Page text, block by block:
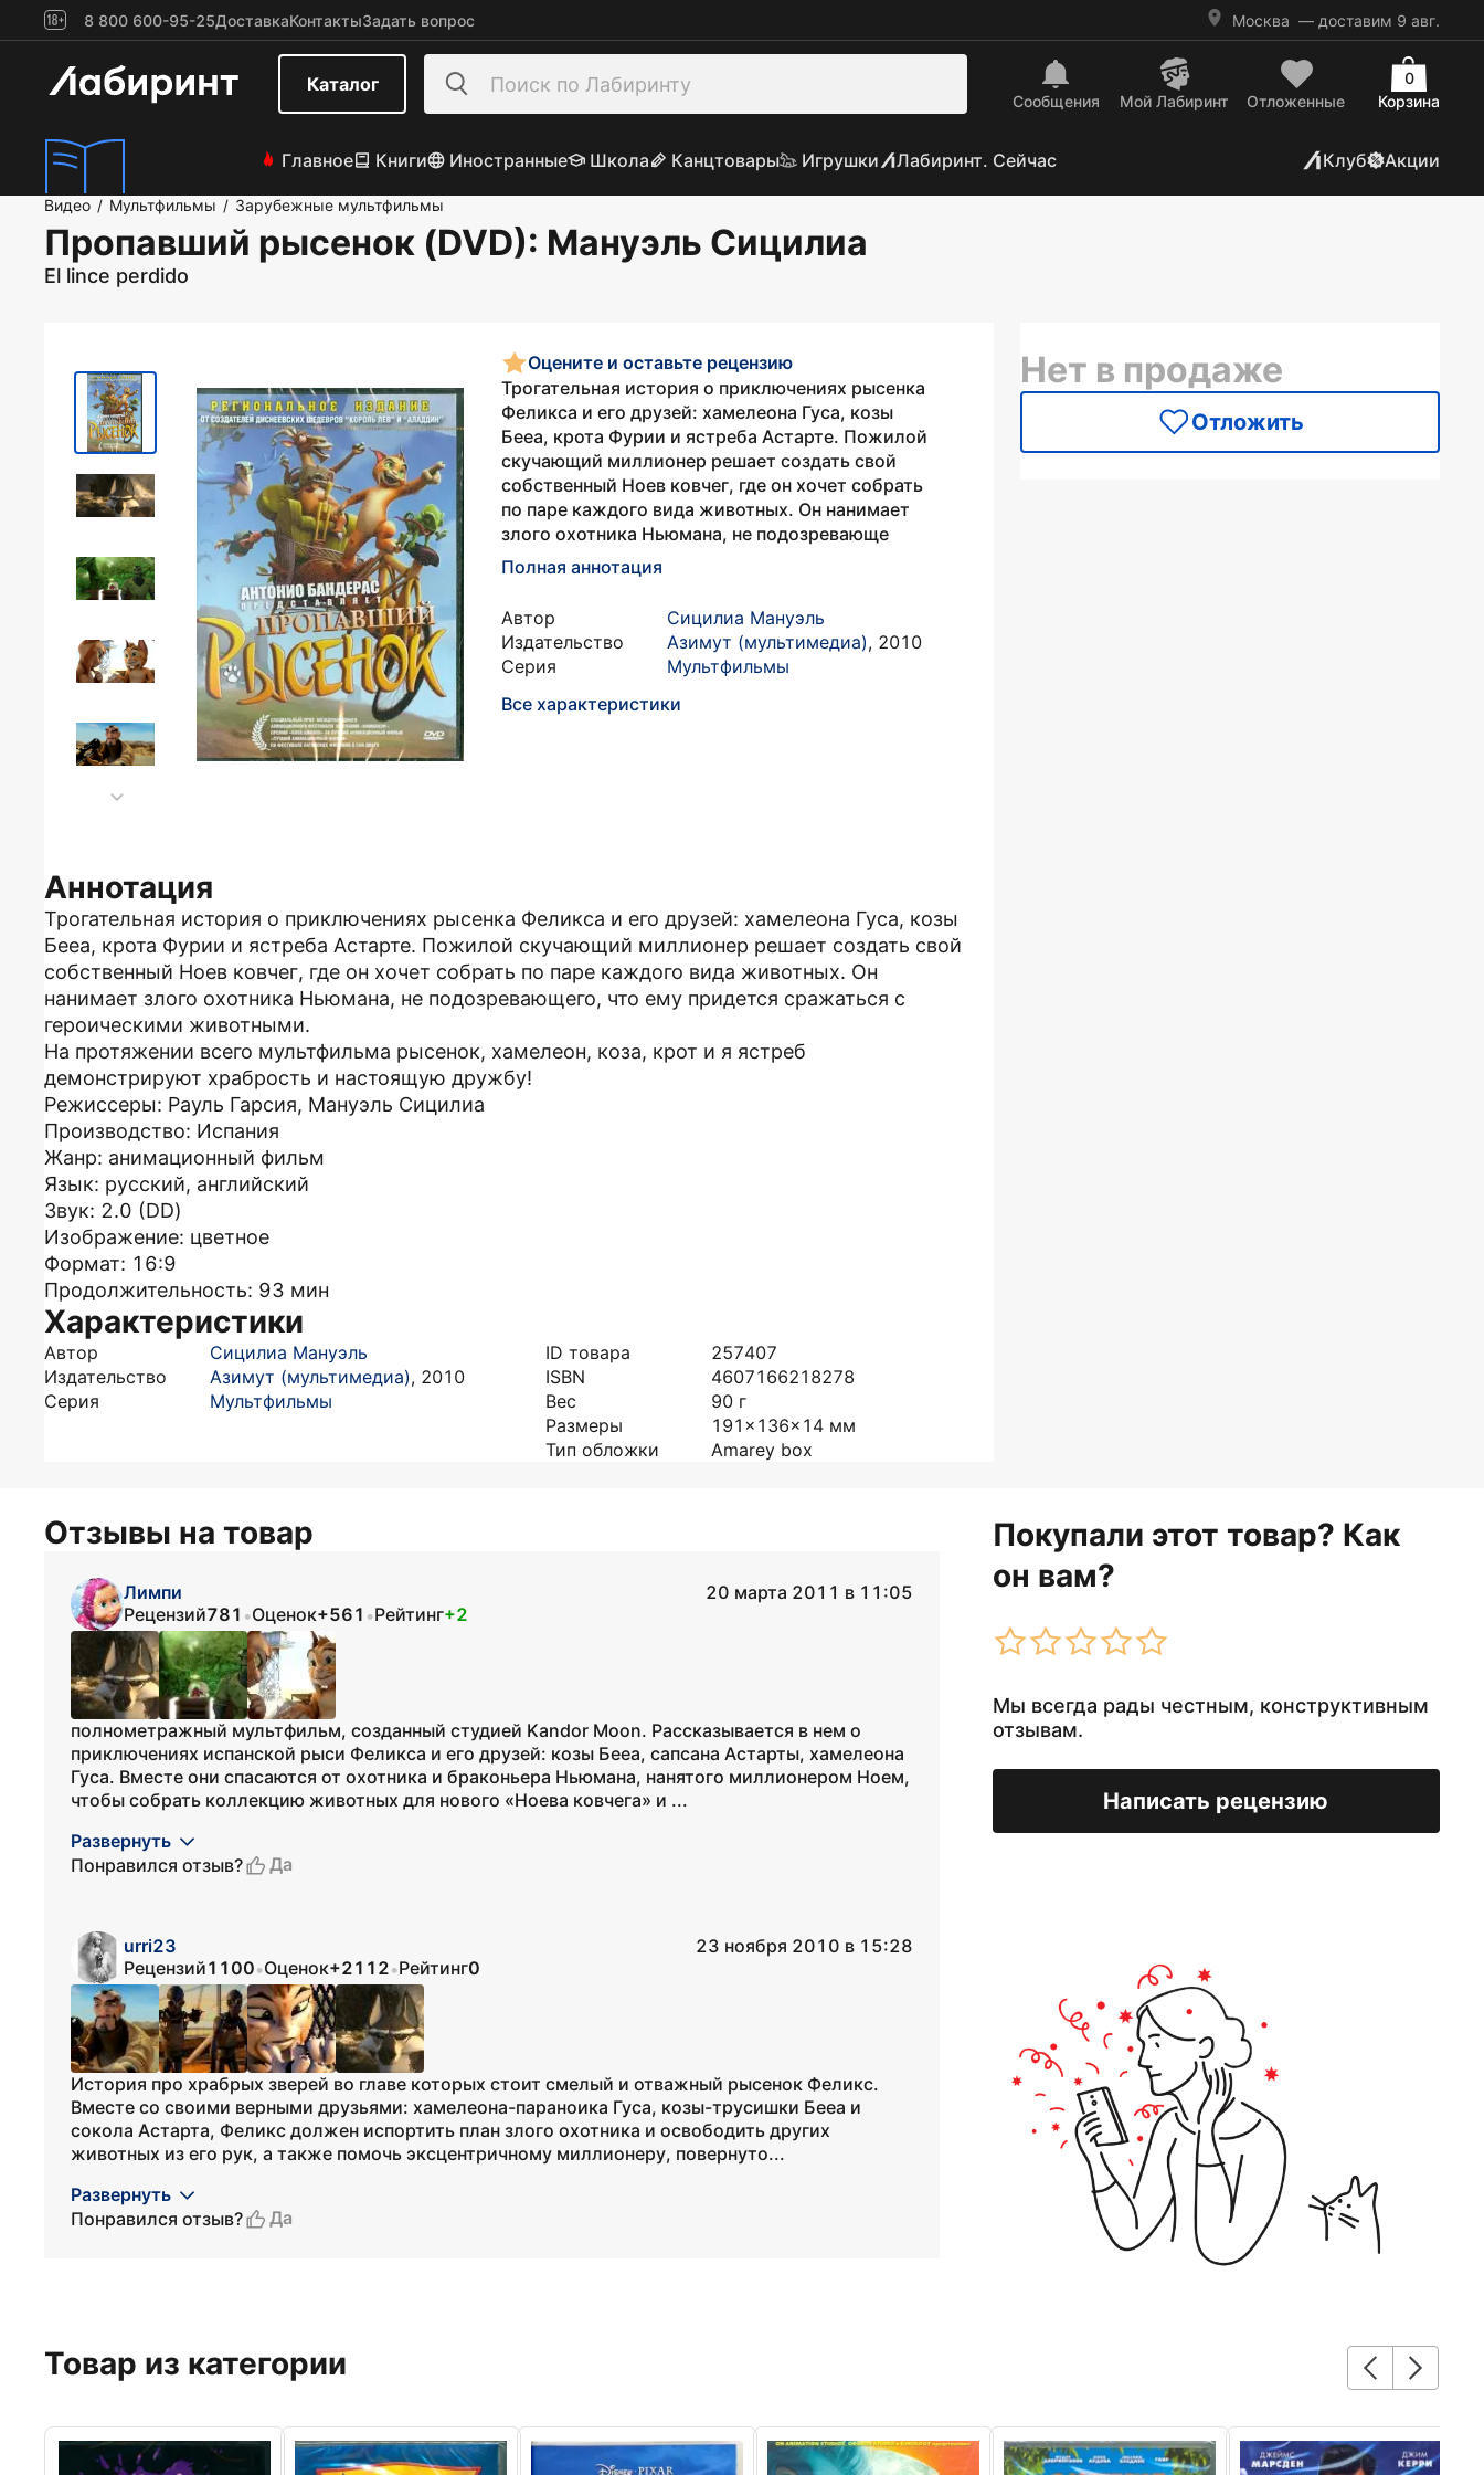
8 800 600-95-25ДоставкаКонтактыЗадать вопрос Москва — доставим 9 авг.
Каталог
Сообщения Mой Лабиринт Отложенные Корзина
0
Главное Книги Иностранные Школа Канцтовары Игрушки Лабиринт. Сейчас Клуб Акции
Видео / Мультфильмы / Зарубежные мультфильмы
Пропавший рысенок (DVD): Мануэль Сицилиа
El lince perdido
Оцените и оставьте рецензию
Трогательная история о приключениях рысенка
Феликса и его друзей: хамелеона Гуса, козы
Бееа, крота Фурии и ястреба Астарте. Пожилой
скучающий миллионер решает создать свой
собственный Ноев ковчег, где он хочет собрать
по паре каждого вида животных. Он нанимает
злого охотника Ньюмана, не подозревающе
Полная аннотация
Автор
Сицилиа Мануэль
Издательство
Азимут (мультимедиа), 2010
Серия
Мультфильмы
Все характеристики
Аннотация
Трогательная история о приключениях рысенка Феликса и его друзей: хамелеона Гуса, козы
Бееа, крота Фурии и ястреба Астарте. Пожилой скучающий миллионер решает создать свой
собственный Ноев ковчег, где он хочет собрать по паре каждого вида животных. Он
нанимает злого охотника Ньюмана, не подозревающего, что ему придется сражаться с
героическими животными.
На протяжении всего мультфильма рысенок, хамелеон, коза, крот и я ястреб
демонстрируют храбрость и настоящую дружбу!
Режиссеры: Рауль Гарсия, Мануэль Сицилиа
Производство: Испания
Жанр: анимационный фильм
Язык: русский, английский
Звук: 2.0 (DD)
Изображение: цветное
Формат: 16:9
Продолжительность: 93 мин
Характеристики
Автор
Сицилиа Мануэль
Издательство
Азимут (мультимедиа), 2010
Серия
Мультфильмы
ID товара
257407
ISBN
4607166218278
Вес
90 г
Размеры
191x136x14 мм
Тип обложки
Amarey box
Нет в продаже
Отложить
Отзывы на товар
Покупали этот товар? Как
он вам?
Мы всегда рады честным, конструктивным
отзывам.
Написать рецензию
Лимпи
20 марта 2011 в 11:05
Рецензий781 •Оценок+561 •Рейтинг+2
полнометражный мультфильм, созданный студией Kandor Moon. Рассказывается в нем о
приключениях испанской рыси Феликса и его друзей: козы Бееа, сапсана Астарты, хамелеона
Гуса. Вместе они спасаются от охотника и браконьера Ньюмана, нанятого миллионером Ноем,
чтобы собрать коллекцию животных для нового «Ноева ковчега» и ...
Развернуть
Понравился отзыв?
Да
urri23
23 ноября 2010 в 15:28
Рецензий1100•Оценок+2112•Рейтинг0
История про храбрых зверей во главе которых стоит смелый и отважный рысенок Феликс.
Вместе со своими верными друзьями: хамелеона-параноика Гуса, козы-трусишки Бееа и
сокола Астарта, Феликс должен испортить план злого охотника и освободить других
животных из его рук, а также помочь эксцентричному миллионеру, повернуто...
Развернуть
Понравился отзыв?
Да
Товар из категории